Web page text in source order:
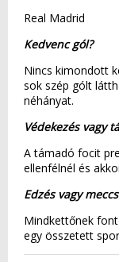
Real Madrid
Kedvenc gól?
Nincs kimondott
sok szép gólt
néhányat.
Védekezés vagy
A támadó focit
ellenfélnél és
Edzés vagy
Mindkettőnek
egy összetett